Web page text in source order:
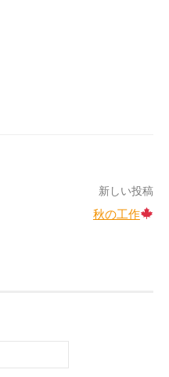
新しい投稿
秋の工作